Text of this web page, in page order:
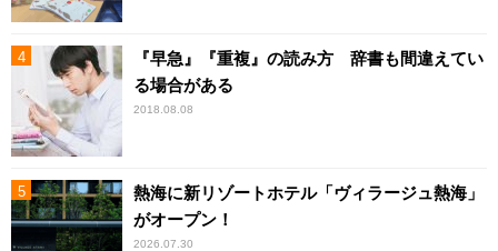
『早急』『重複』の読み方 辞書も間違えてい
る場合がある
2018.08.08
熱海に新リゾートホテル「ヴィラージュ熱海」
がオープン！
2026.07.30